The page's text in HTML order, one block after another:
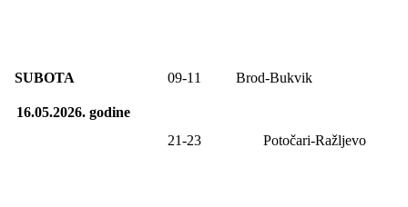
SUBOTA
16.05.2026. godine
09-1 1 Brod-Bukvik
21-23 Potočari-Ražljevo